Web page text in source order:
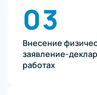
03
Внесение
заявление-
работах